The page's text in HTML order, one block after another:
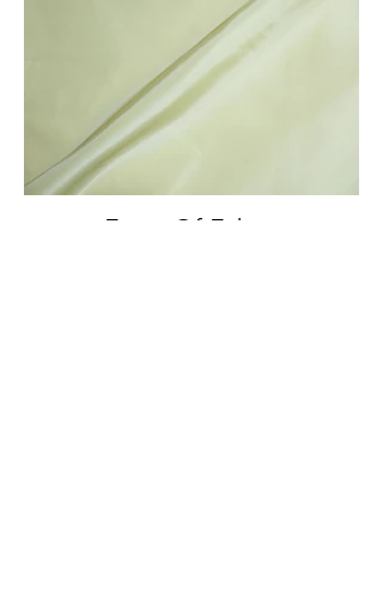
Front Of Fabric